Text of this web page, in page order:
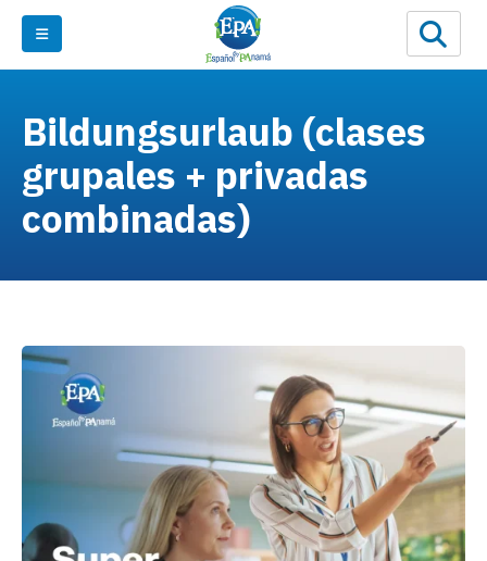
Bildungsurlaub (clases
grupales + privadas
combinadas)